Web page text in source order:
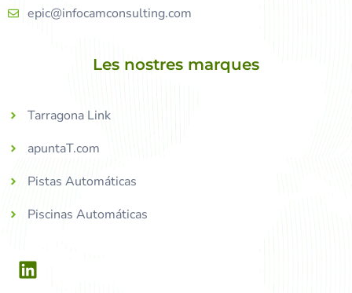
epic@infocamconsulting.com
Les nostres marques
Tarragona Link
apuntaT.com
Pistas Automáticas
Piscinas Automáticas